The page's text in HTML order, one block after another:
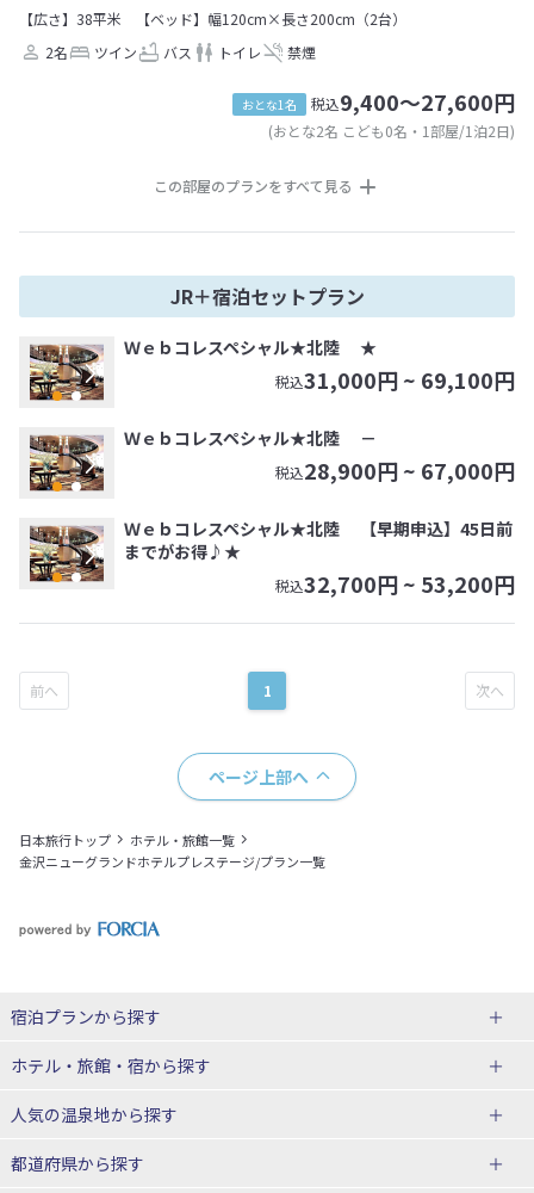
【広さ】38平米
【ベッド】幅120cm×長さ200cm（2台）
2名
ツイン バス トイレ 禁煙
おとな1名 税込9,400～27,600円
(おとな2名 こども0名・1部屋/1泊2日)
この部屋のプランをすべて見る
JR＋宿泊セットプラン
Ｗｅｂコレスペシャル★北陸 ★
税込31,000円 ~ 69,100円
Ｗｅｂコレスペシャル★北陸 －
税込28,900円 ~ 67,000円
Ｗｅｂコレスペシャル★北陸 【早期申込】45日前
までがお得♪★
税込32,700円 ~ 53,200円
1
ページ上部へ
日本旅行トップ
ホテル・旅館一覧
金沢ニューグランドホテルプレステージ/プラン一覧
宿泊プランから探す
北海道
東北
青森県
ホテル・旅館・宿から探す
北海道ホテル・旅館
人気の温泉地から探す
北海道
都道府県から探す